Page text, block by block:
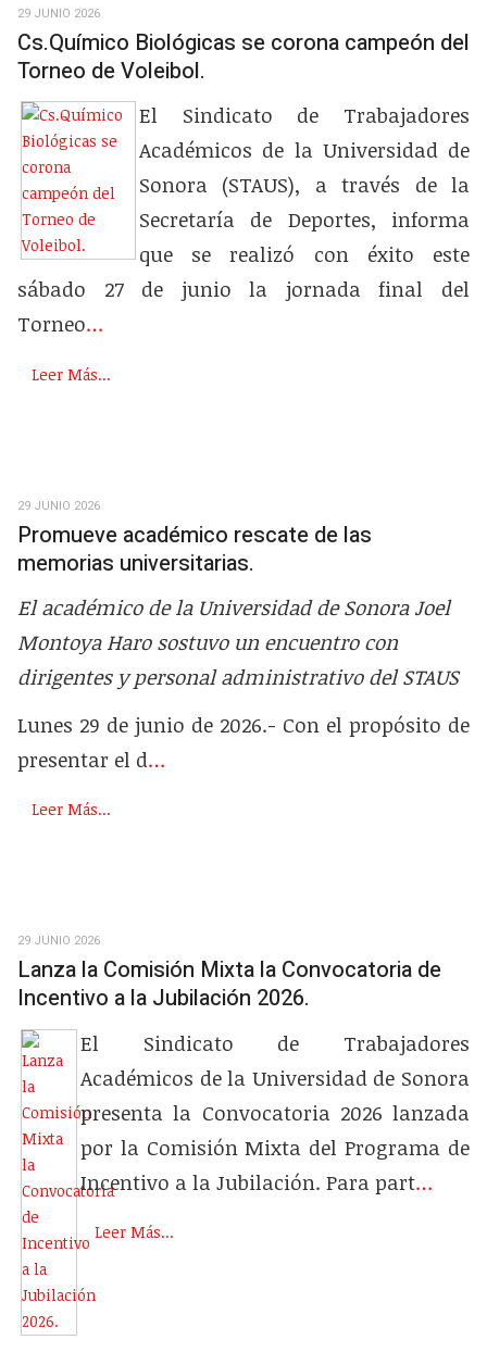
29 JUNIO 2026
Cs.Químico Biológicas se corona campeón del
Torneo de Voleibol.
El Sindicato de Trabajadores
Académicos de la Universidad de
Sonora (STAUS), a través de la
Secretaría de Deportes, informa
que se realizó con éxito este
sábado 27 de junio la jornada final del
Torneo…
Leer Más...
29 JUNIO 2026
Promueve académico rescate de las
memorias universitarias.
El académico de la Universidad de Sonora Joel
Montoya Haro sostuvo un encuentro con
dirigentes y personal administrativo del STAUS
Lunes 29 de junio de 2026.- Con el propósito de
presentar el d…
Leer Más...
29 JUNIO 2026
Lanza la Comisión Mixta la Convocatoria de
Incentivo a la Jubilación 2026.
El Sindicato de Trabajadores
Académicos de la Universidad de Sonora
presenta la Convocatoria 2026 lanzada
por la Comisión Mixta del Programa de
Incentivo a la Jubilación. Para part…
Leer Más...